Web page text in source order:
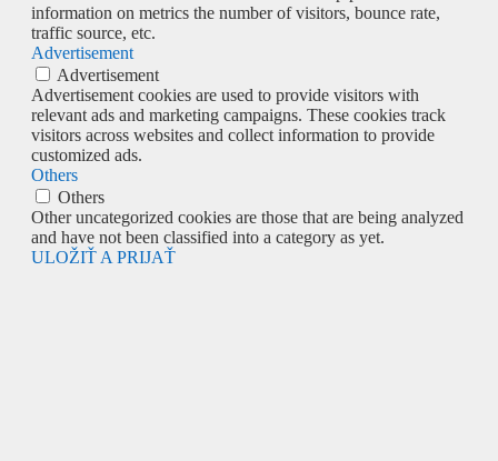
information on metrics the number of visitors, bounce rate,
traffic source, etc.
Advertisement
Advertisement
Advertisement cookies are used to provide visitors with
relevant ads and marketing campaigns. These cookies track
visitors across websites and collect information to provide
customized ads.
Others
Others
Other uncategorized cookies are those that are being analyzed
and have not been classified into a category as yet.
ULOŽIŤ A PRIJAŤ